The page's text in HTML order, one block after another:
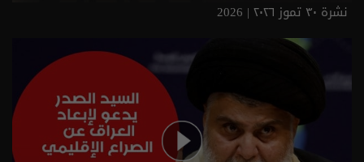
نشرة ٣٠ تموز ٢٠٢٦ | 2026